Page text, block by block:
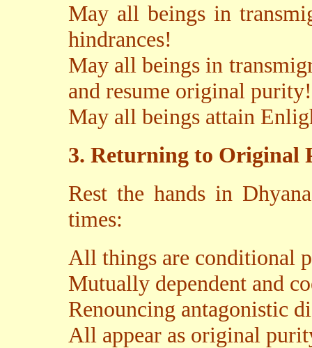
May all beings in
hindrances!
May all beings in
and resume original purity!
May all beings attain
3. Returning to Original
Rest the hands in
times:
All things are conditional
Mutually dependent and
Renouncing antagonistic
All appear as original